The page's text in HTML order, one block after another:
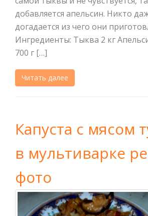
добавляется апельсин. Никто
догадается из чего они
Ингредиенты: Тыква 2 кг
700 г […]
Читать далее
Капуста с мясом
в мультиварке
фото